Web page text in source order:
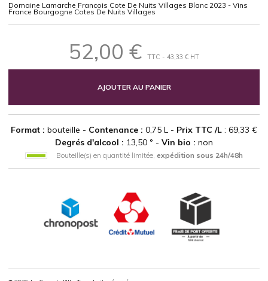
Domaine Lamarche Francois Cote De Nuits Villages Blanc 2023 - Vins
France Bourgogne Cotes De Nuits Villages
52,00 € TTC - 43,33 € HT
AJOUTER AU PANIER
Format : bouteille - Contenance : 0,75 L - Prix TTC /L : 69,33 €
Degrés d'alcool : 13,50 ° - Vin bio : non
Bouteille(s) en quantité limitée, expédition sous 24h/48h